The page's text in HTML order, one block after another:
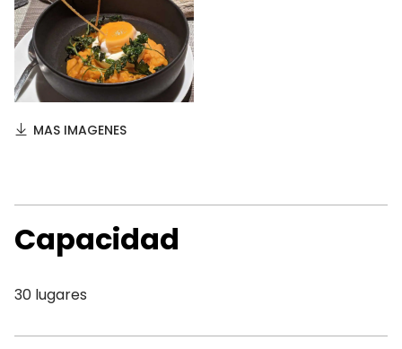
MAS IMAGENES
Capacidad
30 lugares